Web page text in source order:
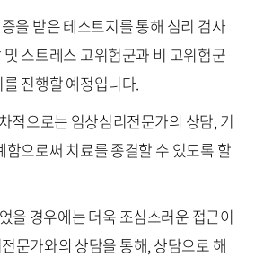
을 받은 테스트지를 통해 심리 검사
스트레스 고위험군과 비 고위험군
진행할 예정입니다.
적으로는 임상심리전문가의 상담, 기
함으로써 치료를 종결할 수 있도록 할
을 경우에는 더욱 조심스러운 접근이
문가와의 상담을 통해, 상담으로 해